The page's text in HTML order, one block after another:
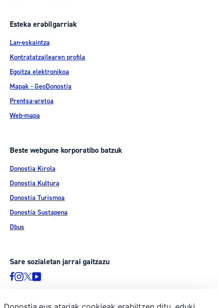
Esteka erabilgarriak
Lan-eskaintza
Kontratatzailearen profila
Egoitza elektronikoa
Mapak - GeoDonostia
Prentsa-aretoa
Web-mapa
Beste webgune korporatibo batzuk
Donostia Kirola
Donostia Kultura
Donostia Turismoa
Donostia Sustapena
Dbus
Sare sozialetan jarrai gaitzazu